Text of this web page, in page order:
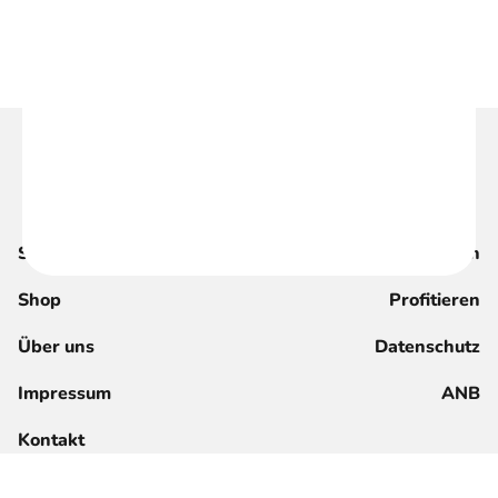
Suche
Magazin
Shop
Profitieren
Über uns
Datenschutz
Impressum
ANB
Kontakt